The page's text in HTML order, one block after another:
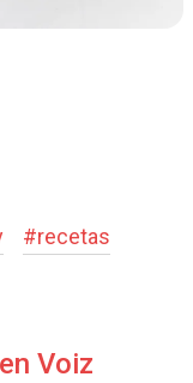
#recetas
Voiz